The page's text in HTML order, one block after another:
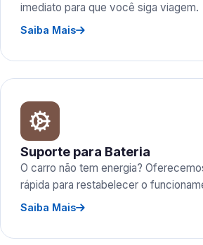
imediato para que você siga viagem.
Saiba Mais
Suporte para Bateria
O carro não tem energia?
rápida para restabelecer o
Saiba Mais